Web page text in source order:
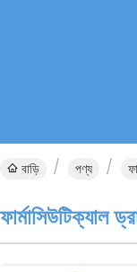
বাড়ি পণ্য
ফার্মাসিউটিক্যাল